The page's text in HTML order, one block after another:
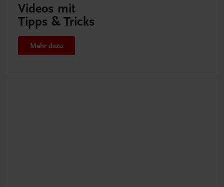
Videos mit
Tipps & Tricks
Mehr dazu